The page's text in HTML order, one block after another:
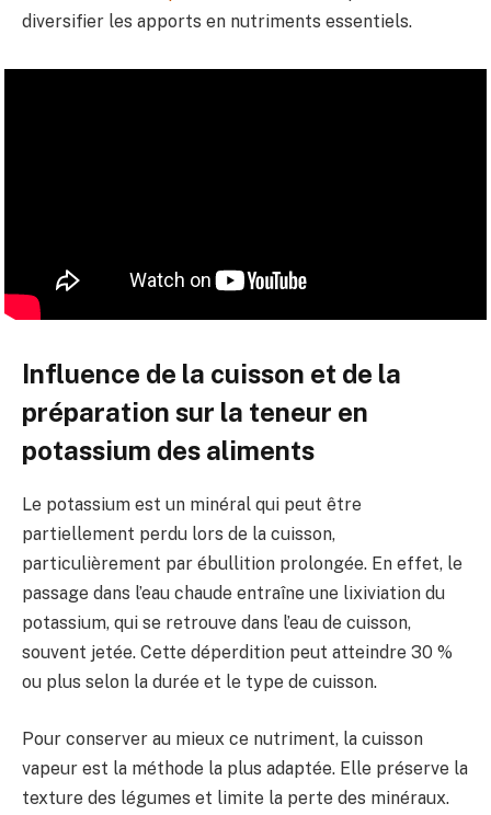
diversifier les apports en nutriments essentiels.
Influence de la cuisson et de la
préparation sur la teneur en
potassium des aliments
Le potassium est un minéral qui peut être
partiellement perdu lors de la cuisson,
particulièrement par ébullition prolongée. En effet, le
passage dans l’eau chaude entraîne une lixiviation du
potassium, qui se retrouve dans l’eau de cuisson,
souvent jetée. Cette déperdition peut atteindre 30 %
ou plus selon la durée et le type de cuisson.
Pour conserver au mieux ce nutriment, la cuisson
vapeur est la méthode la plus adaptée. Elle préserve la
texture des légumes et limite la perte des minéraux.